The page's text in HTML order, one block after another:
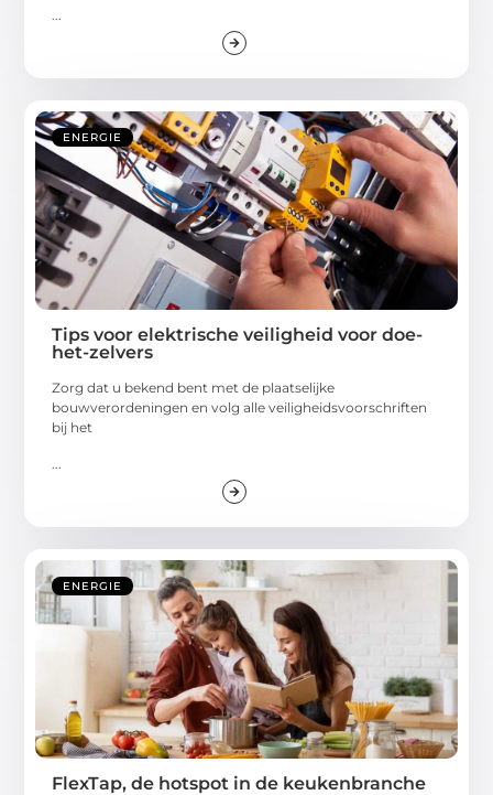
...
ENERGIE
Tips voor elektrische veiligheid voor doe-
het-zelvers
Zorg dat u bekend bent met de plaatselijke
bouwverordeningen en volg alle veiligheidsvoorschriften
bij het
ENERGIE
FlexTap, de hotspot in de keukenbranche